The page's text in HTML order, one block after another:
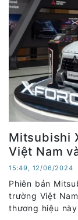
Mitsubishi
Việt Nam
15:49, 12/06/2024
Phiên bản
trường Việt
thương hiệu